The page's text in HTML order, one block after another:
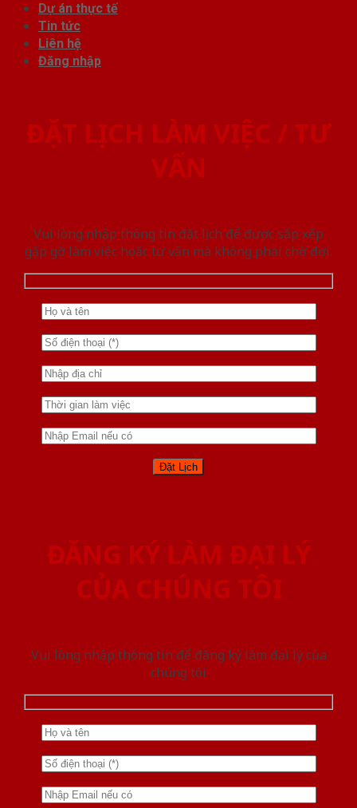
Dự án thực tế
Tin tức
Liên hệ
Đăng nhập
ĐẶT LỊCH LÀM VIỆC / TƯ
VẤN
Vui lòng nhập thông tin đặt lịch để được sắp xếp
gặp gỡ làm việc hoăc tư vấn mà không phải chờ đợi.
ĐĂNG KÝ LÀM ĐẠI LÝ
CỦA CHÚNG TÔI
Vui lòng nhập thông tin để đăng ký làm đại lý của
chúng tôi